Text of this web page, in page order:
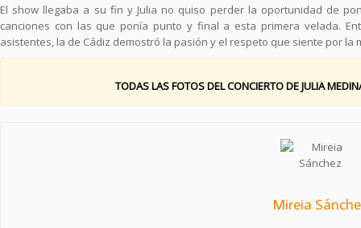
El show llegaba a su fin y Julia no quiso perder la oportunidad de
canciones con las que ponía punto y final a esta primera velada.
asistentes, la de Cádiz demostró la pasión y el respeto que siente por
TODAS LAS FOTOS DEL CONCIERTO DE JULIA
Mireia